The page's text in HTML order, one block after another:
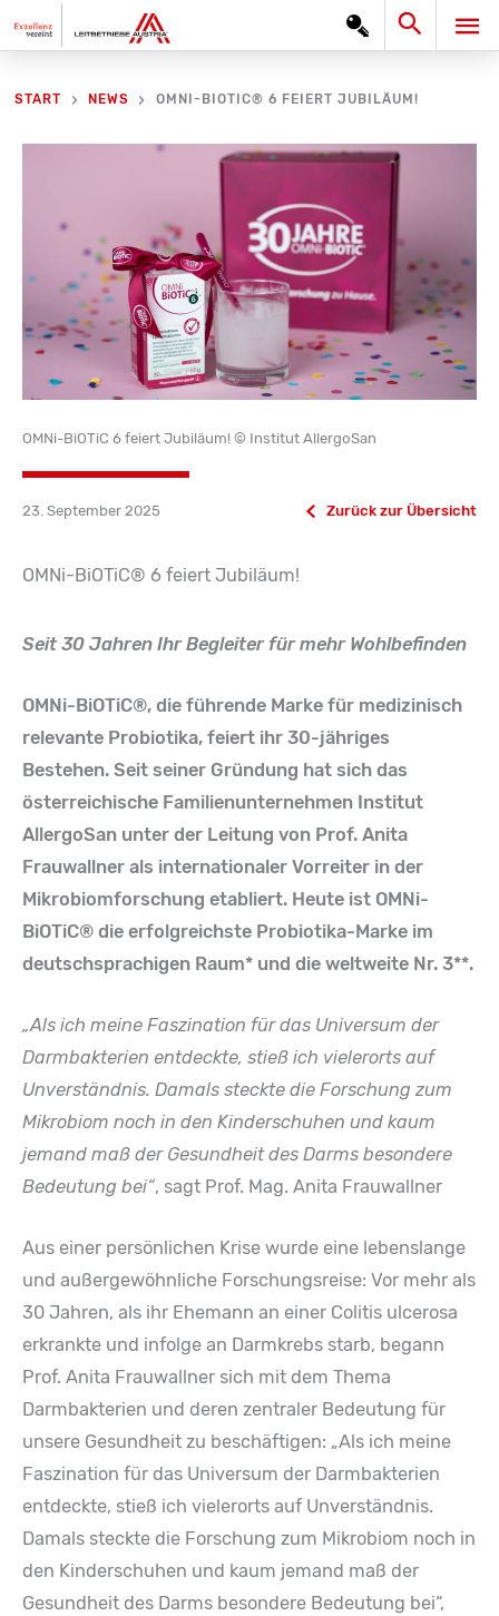
Inhalt
Search
START NEWS OMNI-BIOTIC® 6 FEIERT JUBILÄUM!
OMNi-BiOTiC 6 feiert Jubiläum! © Institut AllergoSan
23. September 2025 Zurück zur Übersicht
OMNi-BiOTiC® 6 feiert Jubiläum!
Seit 30 Jahren Ihr Begleiter für mehr Wohlbefinden
OMNi-BiOTiC®, die führende Marke für medizinisch
relevante Probiotika, feiert ihr 30-jähriges
Bestehen. Seit seiner Gründung hat sich das
österreichische Familienunternehmen Institut
AllergoSan unter der Leitung von Prof. Anita
Frauwallner als internationaler Vorreiter in der
Mikrobiomforschung etabliert. Heute ist OMNi-
BiOTiC® die erfolgreichste Probiotika-Marke im
deutschsprachigen Raum* und die weltweite Nr. 3**.
„Als ich meine Faszination für das Universum der
Darmbakterien entdeckte, stieß ich vielerorts auf
Unverständnis. Damals steckte die Forschung zum
Mikrobiom noch in den Kinderschuhen und kaum
jemand maß der Gesundheit des Darms besondere
Bedeutung bei“, sagt Prof. Mag. Anita Frauwallner
Aus einer persönlichen Krise wurde eine lebenslange
und außergewöhnliche Forschungsreise: Vor mehr als
30 Jahren, als ihr Ehemann an einer Colitis ulcerosa
erkrankte und infolge an Darmkrebs starb, begann
Prof. Anita Frauwallner sich mit dem Thema
Darmbakterien und deren zentraler Bedeutung für
unsere Gesundheit zu beschäftigen: „Als ich meine
Faszination für das Universum der Darmbakterien
entdeckte, stieß ich vielerorts auf Unverständnis.
Damals steckte die Forschung zum Mikrobiom noch in
den Kinderschuhen und kaum jemand maß der
Gesundheit des Darms besondere Bedeutung bei“,